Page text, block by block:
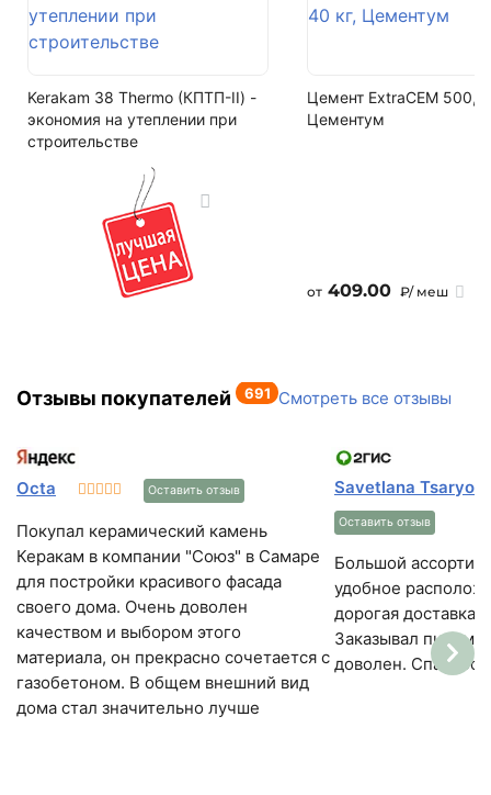
кроста рф
Водопоглощение
Кол-во поддонов в машине
17
Кол-во в машине
Kerakam 38 Thermo (КПТП-II) -
экономия на утеплении при
строительстве
Цемент ExtraCEM 500,
Цементум
от 409.00 ₽/ меш
Отзывы покупателей 691 Смотреть все отзывы
Octa Оставить отзыв
Покупал керамический камень
Керакам в компании "Союз" в Самаре
для постройки красивого фасада
своего дома. Очень доволен
качеством и выбором этого
материала, он прекрасно сочетается с
газобетоном. В общем внешний вид
дома стал значительно лучше
Savetlana
Оставить отзыв
Большой
удобное
дорогая доставка
Заказывал
доволен. Спасибо.